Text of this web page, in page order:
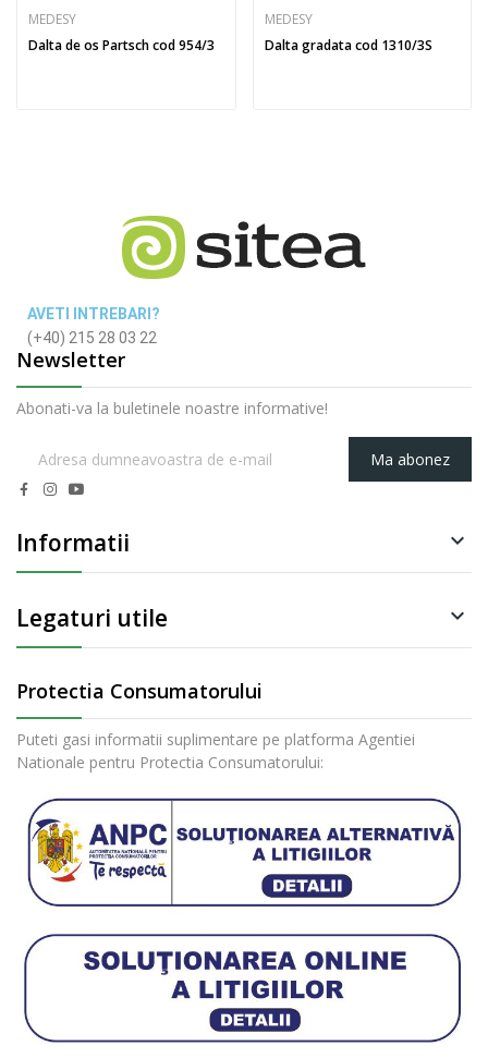
MEDESY
Dalta de os Partsch cod 954/3
MEDESY
Dalta gradata cod 1310/3S
AVETI INTREBARI?
(+40) 215 28 03 22
Newsletter
Abonati-va la buletinele noastre informative!
Ma abonez
Informatii 
Legaturi utile 
Protectia Consumatorului
Puteti gasi informatii suplimentare pe platforma Agentiei
Nationale pentru Protectia Consumatorului: